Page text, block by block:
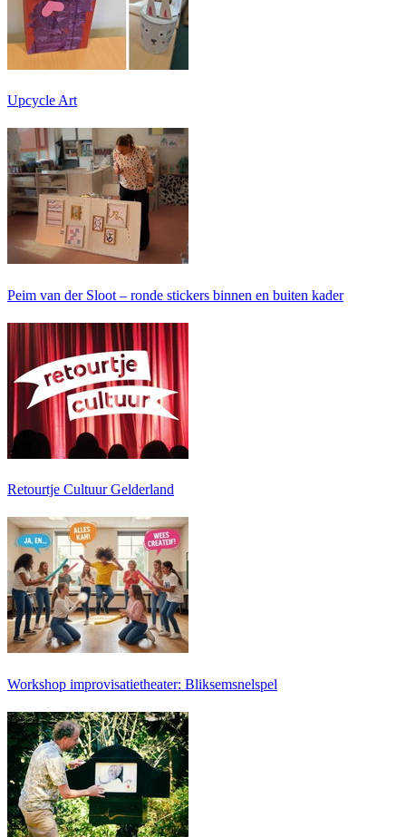
Upcycle Art
Peim van der Sloot – ronde stickers binnen en buiten kader
Retourtje Cultuur Gelderland
Workshop improvisatietheater: Bliksemsnelspel